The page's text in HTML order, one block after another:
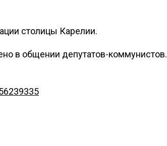
столицы Карелии.
в общении депутатов-коммунистов.